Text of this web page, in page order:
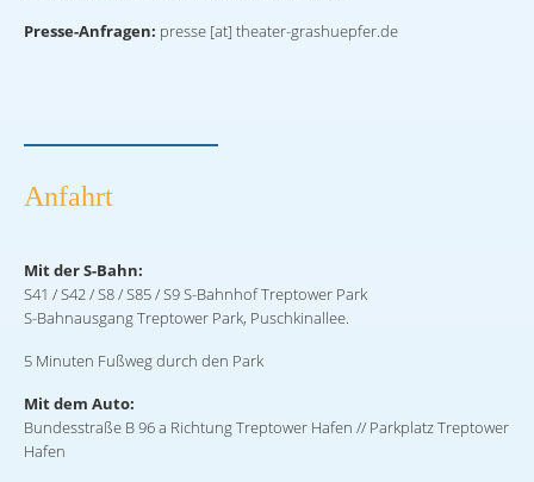
Presse-Anfragen: presse [at] theater-grashuepfer.de
Anfahrt
Mit der S-Bahn:
S41 / S42 / S8 / S85 / S9 S-Bahnhof Treptower Park
S-Bahnausgang Treptower Park, Puschkinallee.
5 Minuten Fußweg durch den Park
Mit dem Auto:
Bundesstraße B 96 a Richtung Treptower Hafen // Parkplatz Treptower
Hafen